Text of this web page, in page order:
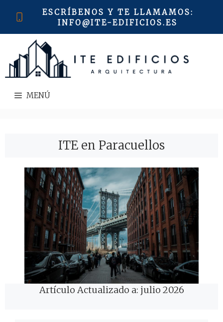
ESCRÍBENOS Y TE LLAMAMOS:
INFO@ITE-EDIFICIOS.ES
MENÚ
ITE en Paracuellos
Artículo Actualizado a: julio 2026